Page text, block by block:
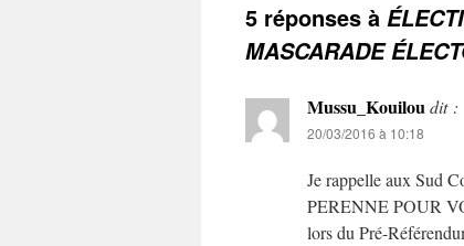
5 réponses à
MASCARADE
Mussu_Kouiloudit :
20/03/2016 à 10:18
Je rappelle aux Sud
PERENNE POUR
lors du Pré-